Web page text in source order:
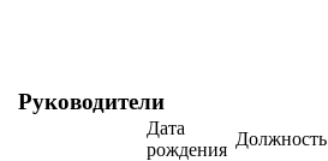
Руководители
Дата
рождения
Должность